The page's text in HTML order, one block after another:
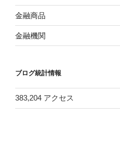
金融商品
金融機関
ブログ統計情報
383,204 アクセス